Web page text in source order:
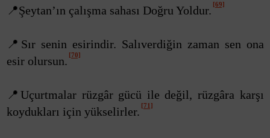
📍Şeytan’ın çalışma sahası Doğru Yoldur. [69]
📍Sır senin esirindir. Salıverdiğin zaman sen ona
esir olursun. [70]
📍Uçurtmalar rüzgâr gücü ile değil, rüzgâra karşı
koydukları için yükselirler. [71]